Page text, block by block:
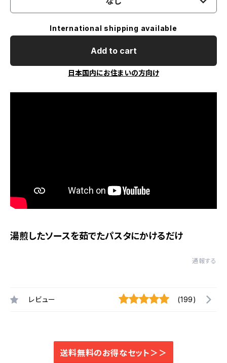
International shipping available
Add to cart
日本国内にお住まいの方向け
湯煎したソースを茹でたパスタにかけるだけ
通報する
レビュー (199)
送料無料のお得なセット＞＞